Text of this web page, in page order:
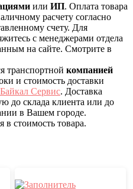
или ИП. Оплата товара
расчету согласно
счету. Для
с менеджерами отдела
на сайте. Смотрите в
транспортной компанией
и стоимость доставки
Сервис. Доставка
до склада клиента или до
в Вашем городе.
в стоимость товара.